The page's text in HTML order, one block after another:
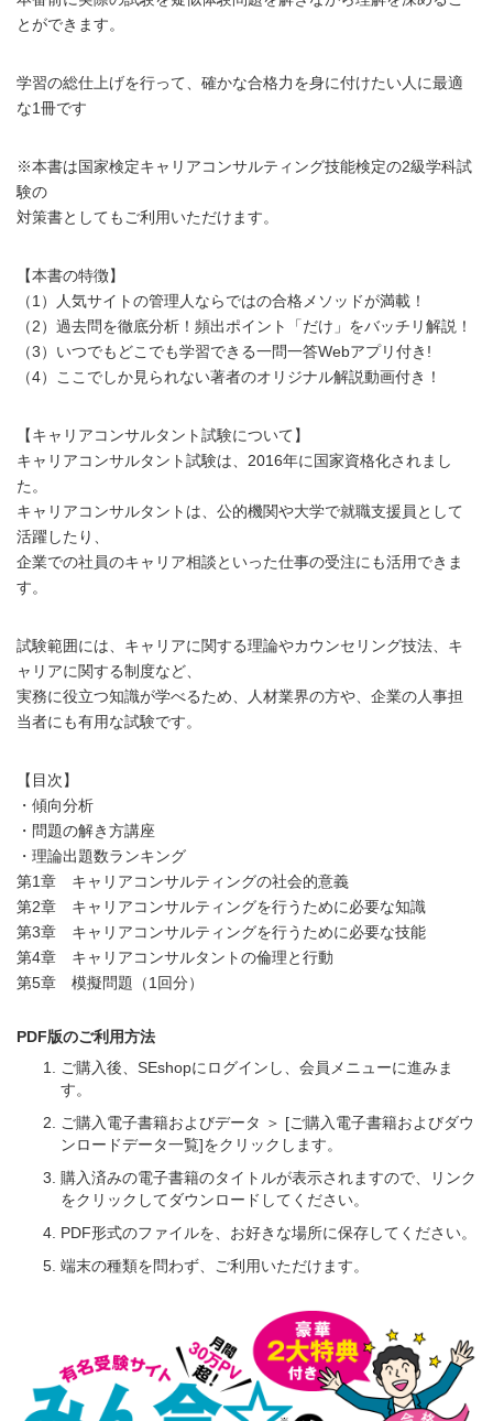
とができます。
学習の総仕上げを行って、確かな合格力を身に付けたい人に最適
な1冊です
※本書は国家検定キャリアコンサルティング技能検定の2級学科試
験の
対策書としてもご利用いただけます。
【本書の特徴】
（1）人気サイトの管理人ならではの合格メソッドが満載！
（2）過去問を徹底分析！頻出ポイント「だけ」をバッチリ解説！
（3）いつでもどこでも学習できる一問一答Webアプリ付き!
（4）ここでしか見られない著者のオリジナル解説動画付き！
【キャリアコンサルタント試験について】
キャリアコンサルタント試験は、2016年に国家資格化されまし
た。
キャリアコンサルタントは、公的機関や大学で就職支援員として
活躍したり、
企業での社員のキャリア相談といった仕事の受注にも活用できま
す。
試験範囲には、キャリアに関する理論やカウンセリング技法、キ
ャリアに関する制度など、
実務に役立つ知識が学べるため、人材業界の方や、企業の人事担
当者にも有用な試験です。
【目次】
・傾向分析
・問題の解き方講座
・理論出題数ランキング
第1章 キャリアコンサルティングの社会的意義
第2章 キャリアコンサルティングを行うために必要な知識
第3章 キャリアコンサルティングを行うために必要な技能
第4章 キャリアコンサルタントの倫理と行動
第5章 模擬問題（1回分）
PDF版のご利用方法
ご購入後、SEshopにログインし、会員メニューに進みま
す。
ご購入電子書籍およびデータ ＞ [ご購入電子書籍およびダウ
ンロードデータ一覧]をクリックします。
購入済みの電子書籍のタイトルが表示されますので、リンク
をクリックしてダウンロードしてください。
PDF形式のファイルを、お好きな場所に保存してください。
端末の種類を問わず、ご利用いただけます。